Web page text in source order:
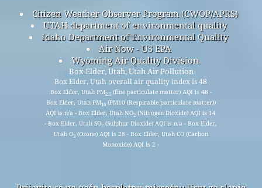
Citizen Weather Observer Program (CWOP/APRS)
UTAH department of environmental quality
Idaho Department of Environmental Quality
Air Now - US EPA
Wyoming Air Quality Division
Box Elder, Utah, Utah Air Pollution
Box Elder, Utah overall air quality index is 48
Box Elder, Utah PM2.5(fine particulate matter) AQI is 48 -
Box Elder, Utah PM10(PM10 (Respirable particulate matter))
AQI is n/a - Box Elder, Utah NO2 (Nitrogen Dioxide) AQI is 14
- Box Elder, Utah SO2 (Sulphur Dioxide) AQI is n/a - Box Elder,
Utah O3(Ozone) AQI is 28 - Box Elder, Utah CO (Carbon
Monoxide) AQI is 2 -